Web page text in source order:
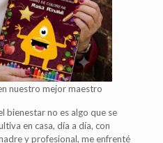
nuestro mejor maestro
bienestar no es algo que se
en casa, día a día, con
y profesional, me enfrenté